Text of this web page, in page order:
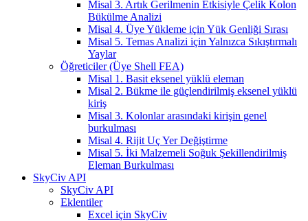
Misal 3. Artık Gerilmenin Etkisiyle Çelik Kolon
Bükülme Analizi
Misal 4. Üye Yükleme için Yük Genliği Sırası
Misal 5. Temas Analizi için Yalnızca Sıkıştırmalı
Yaylar
Öğreticiler (Üye Shell FEA)
Misal 1. Basit eksenel yüklü eleman
Misal 2. Bükme ile güçlendirilmiş eksenel yüklü
kiriş
Misal 3. Kolonlar arasındaki kirişin genel
burkulması
Misal 4. Rijit Uç Yer Değiştirme
Misal 5. İki Malzemeli Soğuk Şekillendirilmiş
Eleman Burkulması
SkyCiv API
SkyCiv API
Eklentiler
Excel için SkyCiv